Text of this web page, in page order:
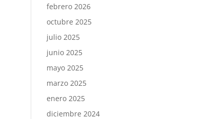
febrero 2026
octubre 2025
julio 2025
junio 2025
mayo 2025
marzo 2025
enero 2025
diciembre 2024